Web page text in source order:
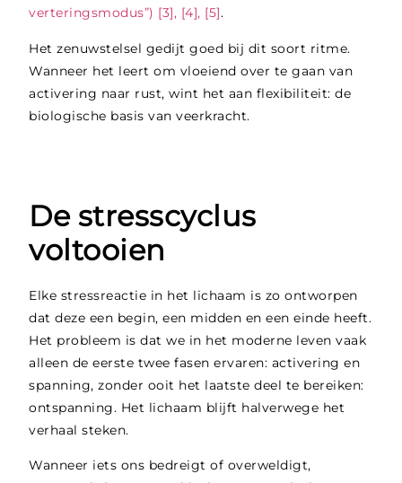
verteringsmodus”) [3], [4], [5].
Het zenuwstelsel gedijt goed bij dit soort ritme.
Wanneer het leert om vloeiend over te gaan van
activering naar rust, wint het aan flexibiliteit: de
biologische basis van veerkracht.
De stresscyclus
voltooien
Elke stressreactie in het lichaam is zo ontworpen
dat deze een begin, een midden en een einde heeft.
Het probleem is dat we in het moderne leven vaak
alleen de eerste twee fasen ervaren: activering en
spanning, zonder ooit het laatste deel te bereiken:
ontspanning. Het lichaam blijft halverwege het
verhaal steken.
Wanneer iets ons bedreigt of overweldigt,